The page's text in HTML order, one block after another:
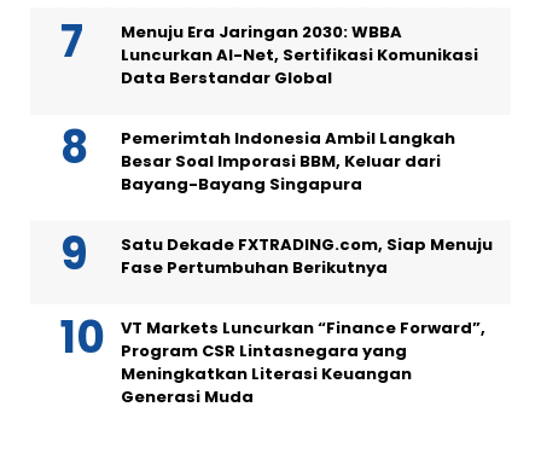
Menuju Era Jaringan 2030: WBBA
Luncurkan AI-Net, Sertifikasi Komunikasi
Data Berstandar Global
Pemerimtah Indonesia Ambil Langkah
Besar Soal Imporasi BBM, Keluar dari
Bayang-Bayang Singapura
Satu Dekade FXTRADING.com, Siap Menuju
Fase Pertumbuhan Berikutnya
VT Markets Luncurkan “Finance Forward”,
Program CSR Lintasnegara yang
Meningkatkan Literasi Keuangan
Generasi Muda